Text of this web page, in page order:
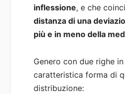
inflessione, e che
distanza di una
più e in meno della
Genero con due righe in
caratteristica forma di
distribuzione: